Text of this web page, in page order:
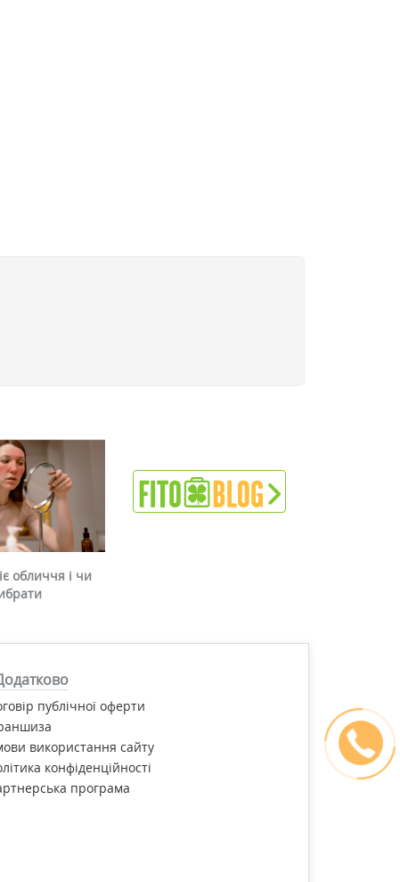
обличчя і чи
публічної оферти
використання сайту
конфіденційності
програма